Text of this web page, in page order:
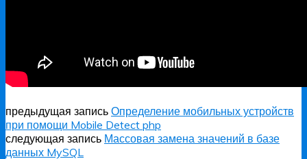
предыдущая запись Определение мобильных устройств
при помощи Mobile Detect php
следующая запись Массовая замена значений в базе
данных MySQL